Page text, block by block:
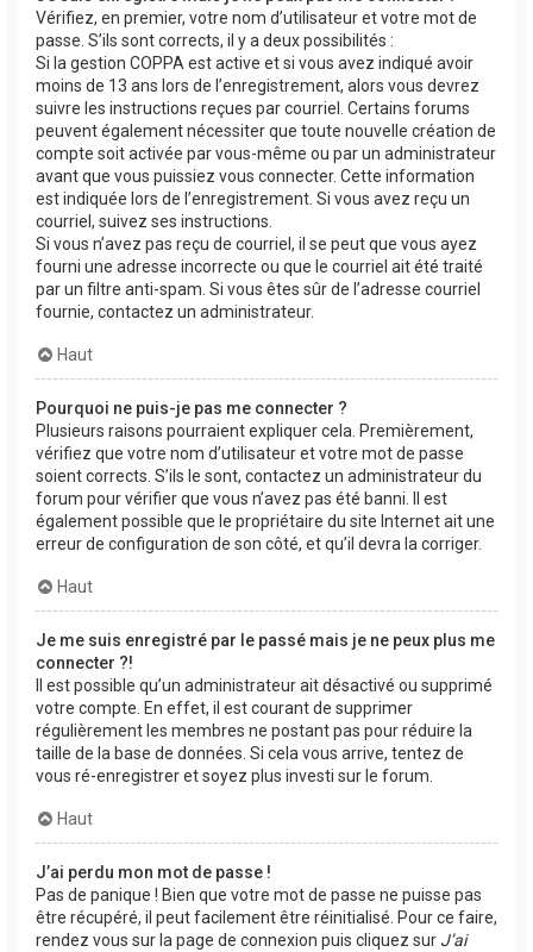
Vérifiez, en premier, votre nom d’utilisateur et votre mot de
passe. S’ils sont corrects, il y a deux possibilités :
Si la gestion COPPA est active et si vous avez indiqué avoir
moins de 13 ans lors de l’enregistrement, alors vous devrez
suivre les instructions reçues par courriel. Certains forums
peuvent également nécessiter que toute nouvelle création de
compte soit activée par vous-même ou par un administrateur
avant que vous puissiez vous connecter. Cette information
est indiquée lors de l’enregistrement. Si vous avez reçu un
courriel, suivez ses instructions.
Si vous n’avez pas reçu de courriel, il se peut que vous ayez
fourni une adresse incorrecte ou que le courriel ait été traité
par un filtre anti-spam. Si vous êtes sûr de l’adresse courriel
fournie, contactez un administrateur.
Haut
Pourquoi ne puis-je pas me connecter ?
Plusieurs raisons pourraient expliquer cela. Premièrement,
vérifiez que votre nom d’utilisateur et votre mot de passe
soient corrects. S’ils le sont, contactez un administrateur du
forum pour vérifier que vous n’avez pas été banni. Il est
également possible que le propriétaire du site Internet ait une
erreur de configuration de son côté, et qu’il devra la corriger.
Haut
Je me suis enregistré par le passé mais je ne peux plus me
connecter ?!
Il est possible qu’un administrateur ait désactivé ou supprimé
votre compte. En effet, il est courant de supprimer
régulièrement les membres ne postant pas pour réduire la
taille de la base de données. Si cela vous arrive, tentez de
vous ré-enregistrer et soyez plus investi sur le forum.
Haut
J’ai perdu mon mot de passe !
Pas de panique ! Bien que votre mot de passe ne puisse pas
être récupéré, il peut facilement être réinitialisé. Pour ce faire,
rendez vous sur la page de connexion puis cliquez sur J’ai